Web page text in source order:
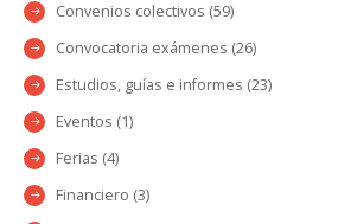
Convenios colectivos (59)
Convocatoria exámenes (26)
Estudios, guías e informes (23)
Eventos (1)
Ferias (4)
Financiero (3)